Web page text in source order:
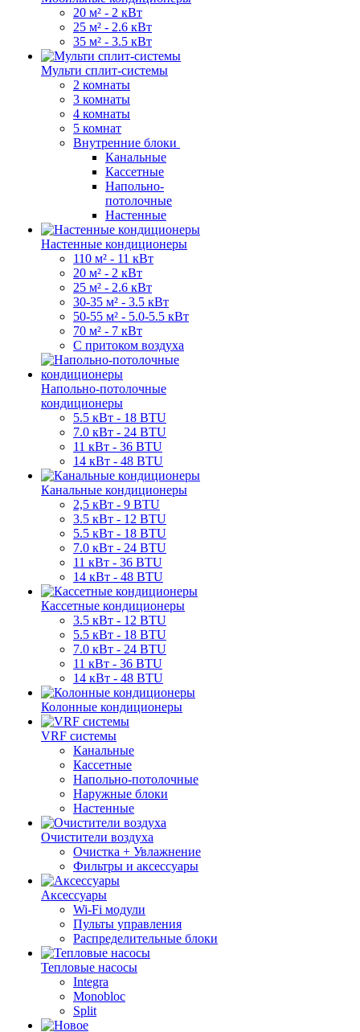
20 м² - 2 кВт
25 м² - 2.6 кВт
35 м² - 3.5 кВт
Мульти сплит-системы
2 комнаты
3 комнаты
4 комнаты
5 комнат
Внутренние блоки
Канальные
Кассетные
Напольно-
потолочные
Настенные
Настенные кондиционеры
110 м² - 11 кВт
20 м² - 2 кВт
25 м² - 2.6 кВт
30-35 м² - 3.5 кВт
50-55 м² - 5.0-5.5 кВт
70 м² - 7 кВт
С притоком воздуха
Напольно-потолочные
кондиционеры
5.5 кВт - 18 BTU
7.0 кВт - 24 BTU
11 кВт - 36 BTU
14 кВт - 48 BTU
Канальные кондиционеры
2,5 кВт - 9 BTU
3.5 кВт - 12 BTU
5.5 кВт - 18 BTU
7.0 кВт - 24 BTU
11 кВт - 36 BTU
14 кВт - 48 BTU
Кассетные кондиционеры
3.5 кВт - 12 BTU
5.5 кВт - 18 BTU
7.0 кВт - 24 BTU
11 кВт - 36 BTU
14 кВт - 48 BTU
Колонные кондиционеры
VRF системы
Канальные
Кассетные
Напольно-потолочные
Наружные блоки
Настенные
Очистители воздуха
Очистка + Увлажнение
Фильтры и аксессуары
Аксессуары
Wi-Fi модули
Пульты управления
Распределительные блоки
Тепловые насосы
Integra
Monobloc
Split